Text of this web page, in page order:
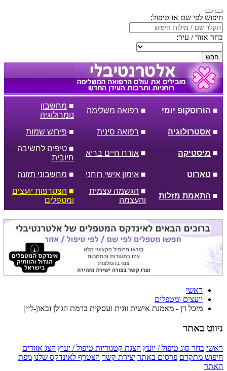
חיפוש לפי שם או טיפול:
בחר אזור / עיר:
חפש
■ הורוסקופ יומי ■ רפואה משלימה
■ מחשבון
נומרולוגיה
■ אסטרולוגיה ■ רפואה סינית ■ פירוש שמות
■ מיסטיקה ■ אורח חיים בריא
■ טיפים לחשיבה
חיובית
■ טארוט ■ אימון אישי רוחני ■ מחשבוני תזונה
■ התאמת מזלות
■ הגשמה עצמית
והעצמה
■ הצטרפות יועצים
ומטפלים
ראשי
יועצים ומטפלים
מיכל דן - מאמנת אישית זוגית ועסקית ברמת הגולן ובאון-ליין
ניווט באתר
ראשי בחר סוג טיפול / יועץ הצגת קטגוריות טיפול / יעוץ הצג אזורים
חיפוש מתקדם פרסום באתר יצירת קשר הצטרף לאינדקס שלנו מפת
האתר